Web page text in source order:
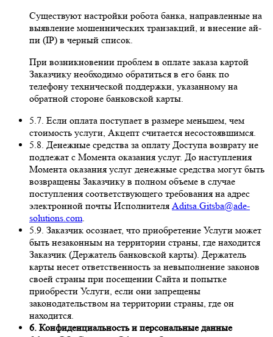
Существуют настройки робота банка, направленные на
выявление мошеннических транзакций, и внесение ай-
пи (IP) в черный список.
При возникновении проблем в оплате заказа картой
Заказчику необходимо обратиться в его банк по
телефону технической поддержки, указанному на
обратной стороне банковской карты.
5.7. Если оплата поступает в размере меньшем, чем
стоимость услуги, Акцепт считается несостоявшимся.
5.8. Денежные средства за оплату Доступа возврату не
подлежат с Момента оказания услуг. До наступления
Момента оказания услуг денежные средства могут быть
возвращены Заказчику в полном объеме в случае
поступления соответствующего требования на адрес
электронной почты Исполнителя Aditsa.Gitsba@ade-
solutions.com.
5.9. Заказчик осознает, что приобретение Услуги может
быть незаконным на территории страны, где находится
Заказчик (Держатель банковской карты). Держатель
карты несет ответственность за невыполнение законов
своей страны при посещении Сайта и попытке
приобрести Услуги, если они запрещены
законодательством на территории страны, где он
находится.
6. Конфиденциальность и персональные данные